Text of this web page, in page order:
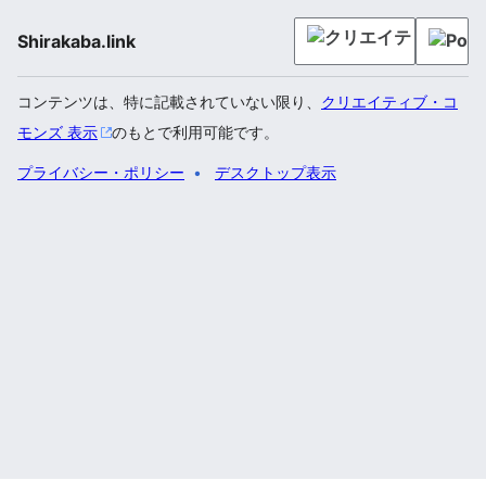
Shirakaba.link
コンテンツは、特に記載されていない限り、 クリエイティブ・コ
モンズ 表示
のもとで利用可能です。
プライバシー・ポリシー デスクトップ表示